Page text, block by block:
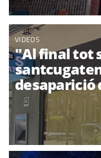
VIDEOS
"Al final tot
desaparició